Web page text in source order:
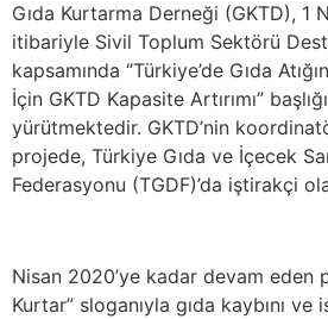
Gıda Kurtarma Derneği (GKTD), 1
itibariyle Sivil Toplum Sektörü
kapsamında “Türkiye’de Gıda
İçin GKTD Kapasite Artırımı”
yürütmektedir. GKTD’nin
projede, Türkiye Gıda ve İçecek
Federasyonu (TGDF)’da iştirakçi
Nisan 2020’ye kadar devam eden
Kurtar” sloganıyla gıda kaybını ve